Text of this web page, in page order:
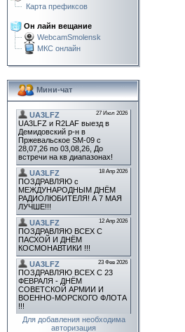
Карта префиксов
Он лайн вещание
WebcamSmolensk
МКС онлайн
Мини-чат
Для добавления необходима
авторизация